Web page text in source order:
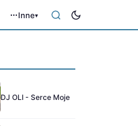
Inne▾
DJ OLI - Serce Moje